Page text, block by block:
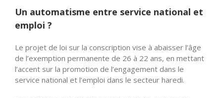
Un automatisme entre service national et
emploi ?
Le projet de loi sur la conscription vise à abaisser l’âge
de l’exemption permanente de 26 à 22 ans, en mettant
l’accent sur la promotion de l’engagement dans le
service national et l’emploi dans le secteur haredi.